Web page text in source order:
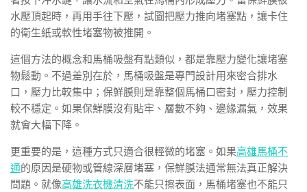
水壓頂起時，再用手往下壓，試圖把壓力推向堵塞點，讓卡住
的衛生紙或軟性堵塞物被推開。
這個方法的概念和馬桶吸盤有點類似，都是靠壓力變化讓堵塞
物鬆動。不過差別在於，馬桶吸盤是專門設計用來密合排水
口，壓力比較集中；保鮮膜則是靠整個馬桶口密封，壓力控制
較不穩定。如果保鮮膜沒有貼牢、層數不夠、邊緣漏氣，效果
就會大幅下降。
更重要的是，這種方式只適合很輕微的堵塞。如果高雄馬桶不
通的原因是硬物或管線深層堵塞，保鮮膜法通常無法真正解決
問題。就像高雄洗衣機清洗不能只擦表面，馬桶堵塞也不能只